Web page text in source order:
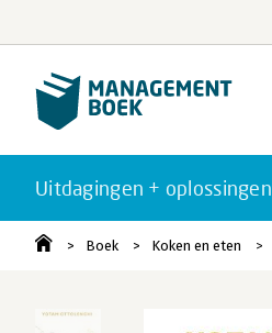
Uitdagingen + oplossingen
Boek Koken en eten